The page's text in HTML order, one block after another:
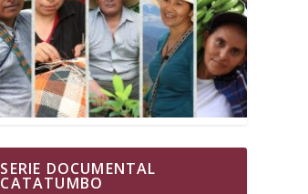
SERIE DOCUMENTAL
CATATUMBO